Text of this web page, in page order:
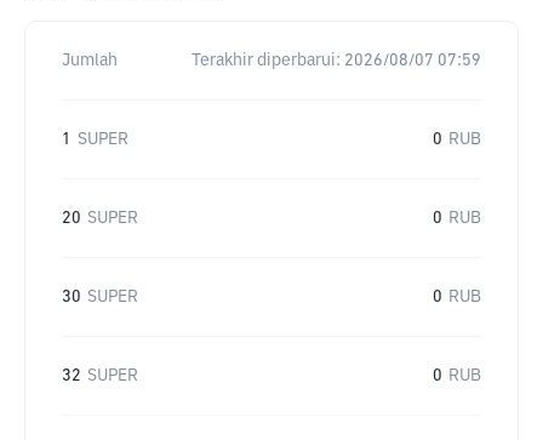
Jumlah Terakhir diperbarui: 2026/08/07 07:59
1 SUPER 0 RUB
20 SUPER 0 RUB
30 SUPER 0 RUB
32 SUPER 0 RUB